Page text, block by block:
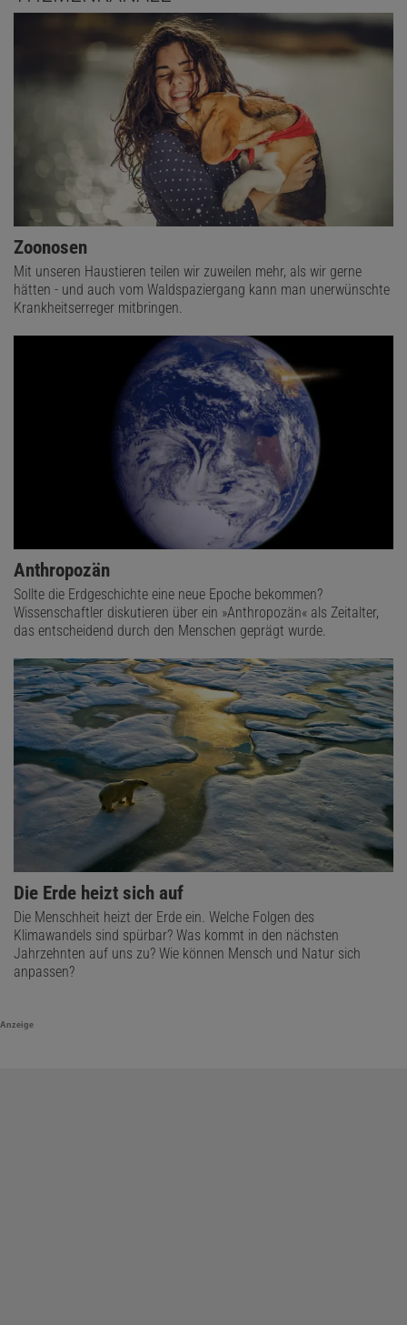
Zoonosen
Mit unseren Haustieren teilen wir zuweilen mehr, als wir gerne
hätten - und auch vom Waldspaziergang kann man unerwünschte
Krankheitserreger mitbringen.
Anthropozän
Sollte die Erdgeschichte eine neue Epoche bekommen?
Wissenschaftler diskutieren über ein »Anthropozän« als Zeitalter,
das entscheidend durch den Menschen geprägt wurde.
Die Erde heizt sich auf
Die Menschheit heizt der Erde ein. Welche Folgen des
Klimawandels sind spürbar? Was kommt in den nächsten
Jahrzehnten auf uns zu? Wie können Mensch und Natur sich
anpassen?
Anzeige